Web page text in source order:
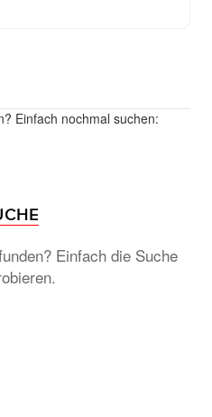
Einfach nochmal suchen:
Einfach die Suche